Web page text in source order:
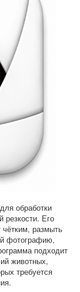
обработки
резкости. Его
размыть
фотографию,
подходит
животных,
требуется